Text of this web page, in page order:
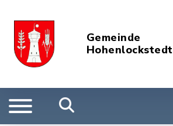
Gemeinde
Hohenlockstedt